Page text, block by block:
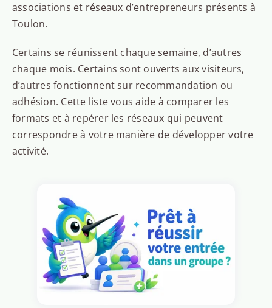
associations et réseaux d’entrepreneurs présents à
Toulon.
Certains se réunissent chaque semaine, d’autres
chaque mois. Certains sont ouverts aux visiteurs,
d’autres fonctionnent sur recommandation ou
adhésion. Cette liste vous aide à comparer les
formats et à repérer les réseaux qui peuvent
correspondre à votre manière de développer votre
activité.